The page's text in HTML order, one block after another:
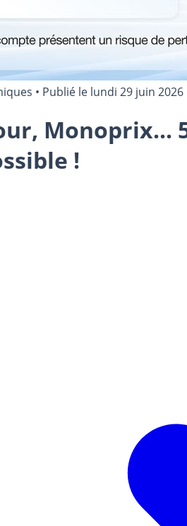
• Publié le lundi 29 juin 2026
Monoprix...
!